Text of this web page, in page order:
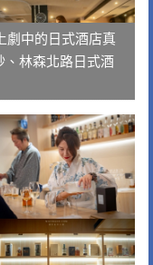
劇中的日式酒店真
、林森北路日式酒